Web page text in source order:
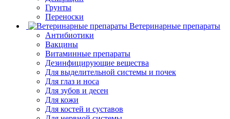
Грунты
Переноски
Ветеринарные препараты
Антибиотики
Вакцины
Витаминные препараты
Дезинфицирующие вещества
Для выделительной системы и почек
Для глаз и носа
Для зубов и десен
Для кожи
Для костей и суставов